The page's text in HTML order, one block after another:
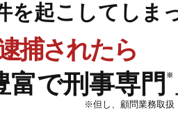
を起こしてしま
捕されたら
富で刑事専門 ※
※但し、顧問業務取扱